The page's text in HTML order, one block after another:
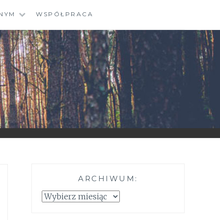
WSPÓŁPRACA
ARCHIWUM:
Archiwum: